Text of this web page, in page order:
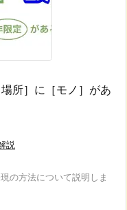
所］に［モノ］があ
説
の方法について説明しま